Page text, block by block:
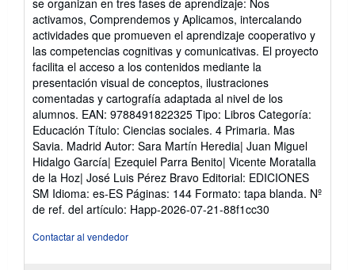
activamos, Comprendemos y Aplicamos, intercalando
actividades que promueven el aprendizaje cooperativo y
las competencias cognitivas y comunicativas. El proyecto
facilita el acceso a los contenidos mediante la
presentación visual de conceptos, ilustraciones
comentadas y cartografía adaptada al nivel de los
alumnos. EAN: 9788491822325 Tipo: Libros Categoría:
Educación Título: Ciencias sociales. 4 Primaria. Mas
Savia. Madrid Autor: Sara Martín Heredia| Juan Miguel
Hidalgo García| Ezequiel Parra Benito| Vicente Moratalla
de la Hoz| José Luis Pérez Bravo Editorial: EDICIONES
SM Idioma: es-ES Páginas: 144 Formato: tapa blanda. Nº
de ref. del artículo: Happ-2026-07-21-88f1cc30
Contactar al vendedor